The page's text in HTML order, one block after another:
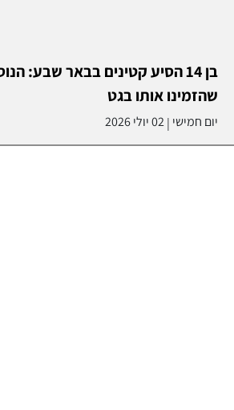
בן 14 הסיע קטינים בבאר שבע:
שהזמינו אותו בגט
יום חמישי |02 יולי 2026